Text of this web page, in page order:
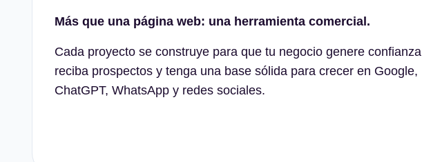
Más que una página web: una herramienta comercial.
Cada proyecto se construye para que tu negocio genere
reciba prospectos y tenga una base sólida para crecer en Google,
ChatGPT, WhatsApp y redes sociales.